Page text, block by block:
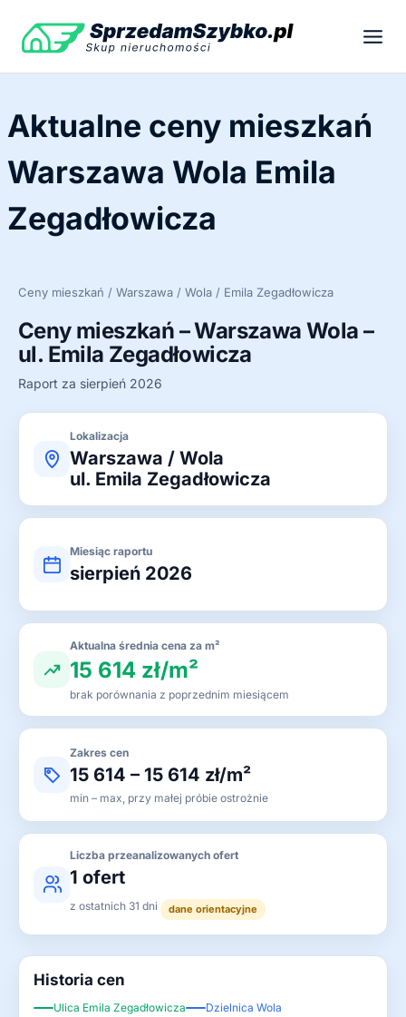
treści
Aktualne ceny mieszkań
Warszawa Wola Emila
Zegadłowicza
Ceny mieszkań / Warszawa / Wola / Emila Zegadłowicza
Ceny mieszkań – Warszawa Wola –
ul. Emila Zegadłowicza
Raport za sierpień 2026
Lokalizacja
Warszawa / Wola
ul. Emila Zegadłowicza
Miesiąc raportu
sierpień 2026
Aktualna średnia cena za m²
15 614 zł/m²
brak porównania z poprzednim miesiącem
Zakres cen
15 614 – 15 614 zł/m²
min – max, przy małej próbie ostrożnie
Liczba przeanalizowanych ofert
1 ofert
z ostatnich 31 dni dane orientacyjne
Historia cen
Ulica Emila Zegadłowicza
Dzielnica Wola